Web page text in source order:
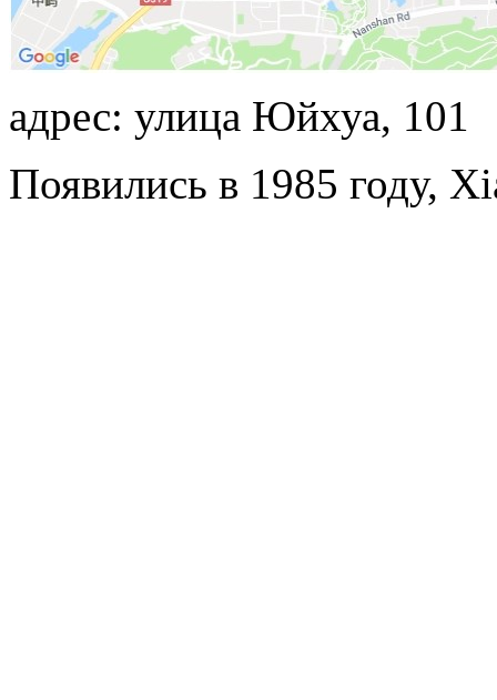
адрес: улица Юйхуа, 101
Появились в 1985 году,